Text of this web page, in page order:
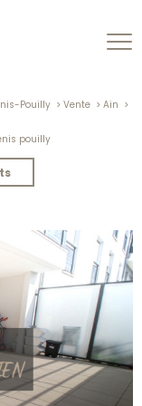
Pouilly Vente
Ain
pouilly